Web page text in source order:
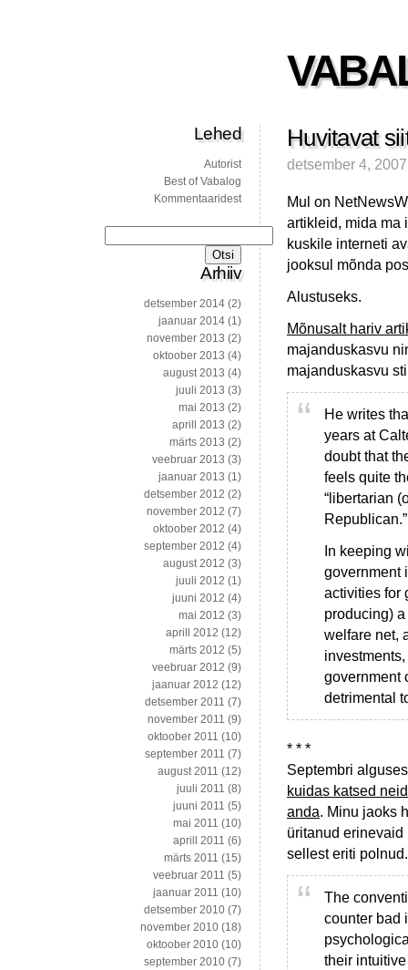
Huvitavat
detsember 4, 2007
Mul on
artikleid, mida ma
kuskile interneti
jooksul mõnda
Alustuseks.
Mõnusalt hariv
majanduskasvu
majanduskasvu
He writes
years at
doubt that
feels quite
“libertarian
Republican.”
In keeping
government
activities for
producing)
welfare net,
government
detrimental
* * *
Septembri
kuidas katsed
anda. Minu jaoks
üritanud
sellest eriti
The
counter bad
their
Lehed
Autorist
Best of Vabalog
Kommentaaridest
Arhiiv
detsember 2014 (2)
jaanuar 2014 (1)
november 2013 (2)
oktoober 2013 (4)
august 2013 (4)
juuli 2013 (3)
mai 2013 (2)
aprill 2013 (2)
märts 2013 (2)
veebruar 2013 (3)
jaanuar 2013 (1)
detsember 2012 (2)
november 2012 (7)
oktoober 2012 (4)
september 2012 (4)
august 2012 (3)
juuli 2012 (1)
juuni 2012 (4)
mai 2012 (3)
aprill 2012 (12)
märts 2012 (5)
veebruar 2012 (9)
jaanuar 2012 (12)
detsember 2011 (7)
november 2011 (9)
oktoober 2011 (10)
september 2011 (7)
august 2011 (12)
juuli 2011 (8)
juuni 2011 (5)
mai 2011 (10)
aprill 2011 (6)
märts 2011 (15)
veebruar 2011 (5)
jaanuar 2011 (10)
detsember 2010 (7)
november 2010 (18)
oktoober 2010 (10)
september 2010 (7)